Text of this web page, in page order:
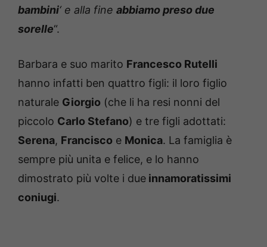
bambini‘ e alla fine abbiamo preso due
sorelle“.
Barbara e suo marito Francesco Rutelli
hanno infatti ben quattro figli: il loro figlio
naturale Giorgio (che li ha resi nonni del
piccolo Carlo Stefano) e tre figli adottati:
Serena, Francisco e Monica. La famiglia è
sempre più unita e felice, e lo hanno
dimostrato più volte i due innamoratissimi
coniugi.